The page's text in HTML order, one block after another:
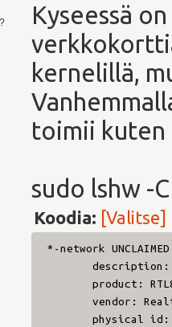
Kyseessä
kernelillä,
toimii kuten
sudo lshw -
Koodia: [Valitse]
*-network
description:
product:
vendor: Realtek
physical id: